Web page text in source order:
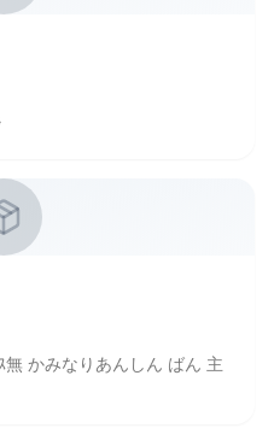
無 かみなりあんしん ばん 主